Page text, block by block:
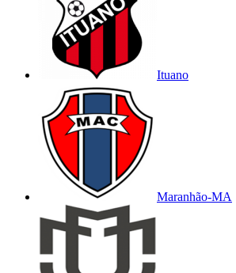
Ituano
Maranhão-MA